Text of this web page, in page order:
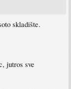
skladište.
jutros sve